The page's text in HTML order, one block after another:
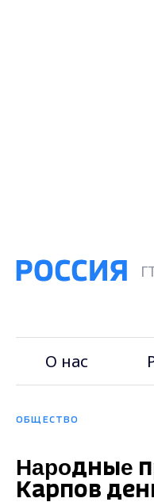
О нас
ОБЩЕСТВО
Hapoдныe
Карпов